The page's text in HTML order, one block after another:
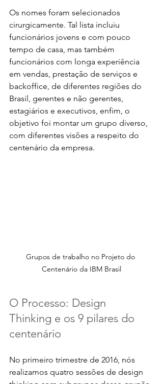
Os nomes foram selecionados
cirurgicamente. Tal lista incluiu
funcionários jovens e com pouco
tempo de casa, mas também
funcionários com longa experiência
em vendas, prestação de serviços e
backoffice, de diferentes regiões do
Brasil, gerentes e não gerentes,
estagiários e executivos, enfim, o
objetivo foi montar um grupo diverso,
com diferentes visões a respeito do
centenário da empresa.
Grupos de trabalho no Projeto do
Centenário da IBM Brasil
O Processo: Design
Thinking e os 9 pilares do
centenário
No primeiro trimestre de 2016, nós
realizamos quatro sessões de design